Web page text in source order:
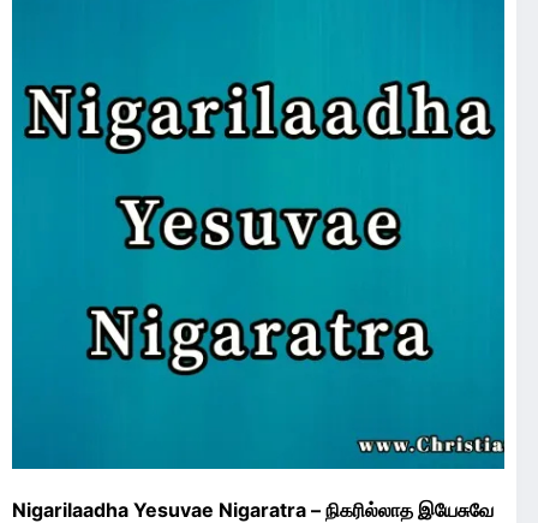
Nigarilaadha Yesuvae Nigaratra – நிகரில்லாத இயேசுவே